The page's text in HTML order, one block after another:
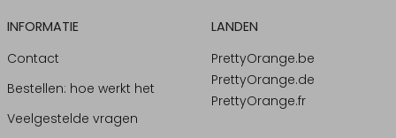
INFORMATIE
Contact
Bestellen: hoe werkt het
Veelgestelde vragen
LANDEN
PrettyOrange.be
PrettyOrange.de
PrettyOrange.fr